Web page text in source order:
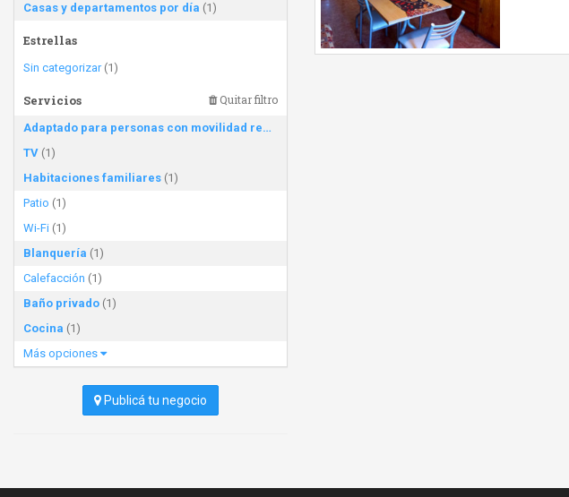
Casas y departamentos por día (1)
Estrellas
Sin categorizar(1)
Servicios Quitar filtro
Adaptado para personas con movilidad reducida
TV (1)
Habitaciones familiares (1)
Patio (1)
Wi-Fi (1)
Blanquería (1)
Calefacción (1)
Baño privado (1)
Cocina (1)
Más opciones
Publicá tu negocio